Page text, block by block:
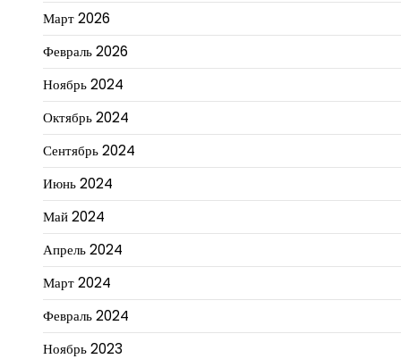
Март 2026
Февраль 2026
Ноябрь 2024
Октябрь 2024
Сентябрь 2024
Июнь 2024
Май 2024
Апрель 2024
Март 2024
Февраль 2024
Ноябрь 2023